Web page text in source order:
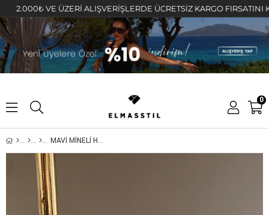
VE ÜZERİ ALIŞVERİŞLERDE ÜCRETSİZ KARGO FIRSATINI
0
MAVİ MİNELİ HALKA KÜPE